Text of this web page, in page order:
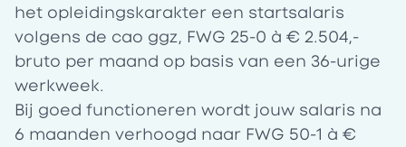
het opleidingskarakter een startsalaris
volgens de cao ggz, FWG 25-0 à € 2.504,-
bruto per maand op basis van een 36-urige
werkweek.
Bij goed functioneren wordt jouw salaris na
6 maanden verhoogd naar FWG 50-1 à €